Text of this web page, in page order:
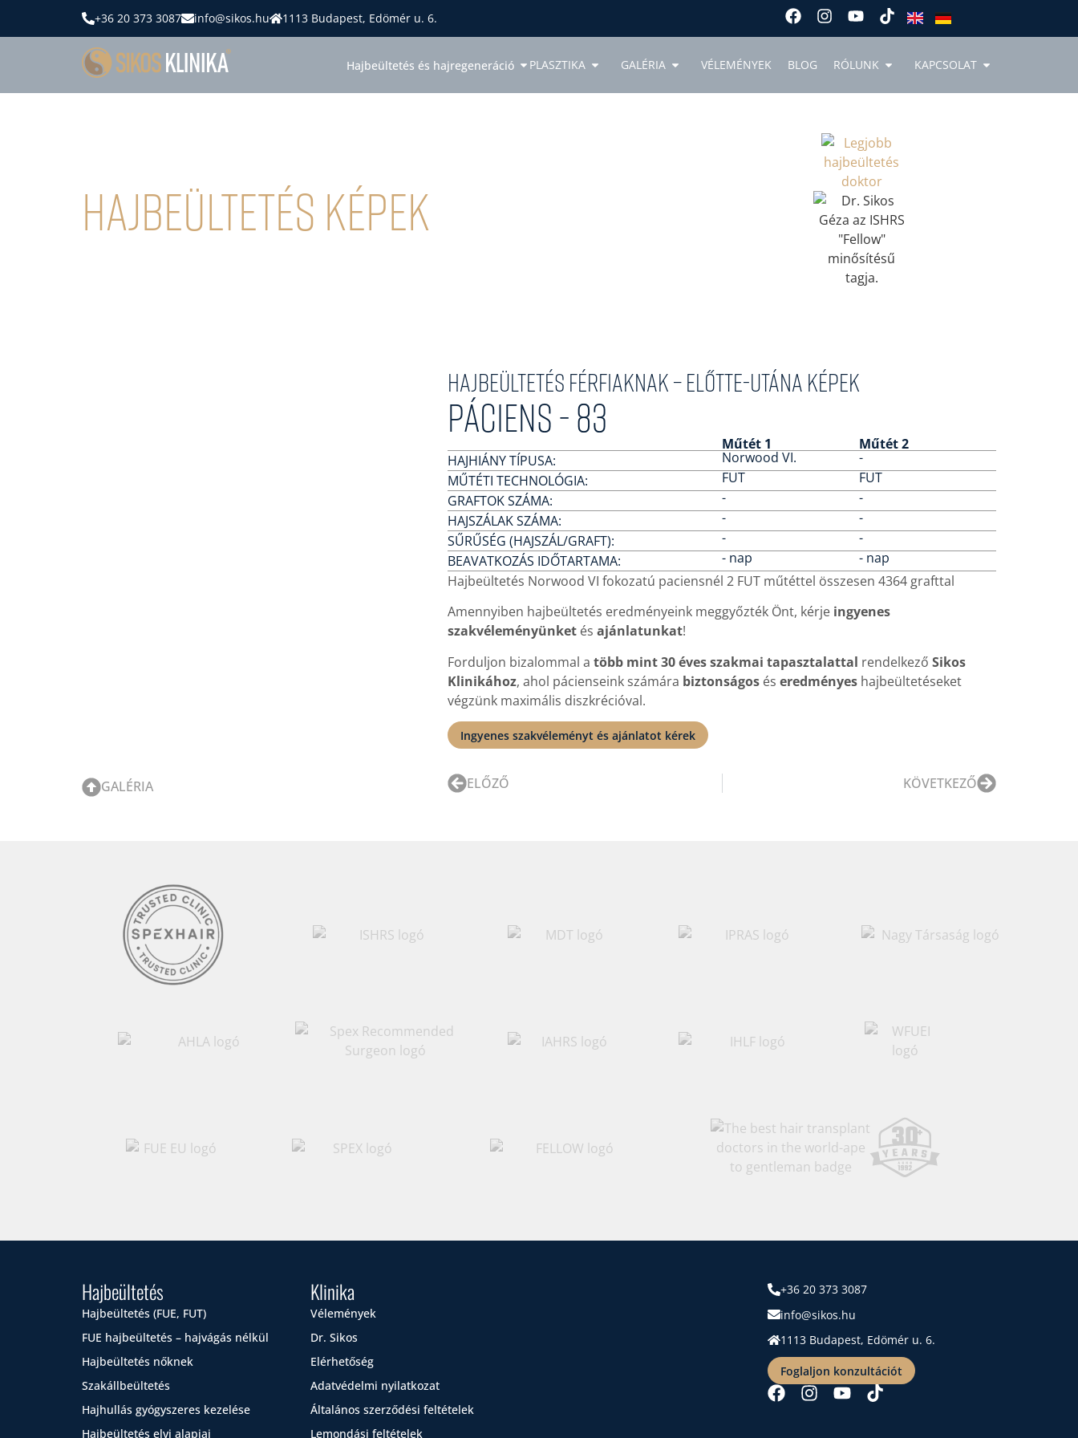
+36 20 373 3087 info@sikos.hu 1113 Budapest, Edömér u. 6.
Hajbeültetés és hajregeneráció PLASZTIKA GALÉRIA VÉLEMÉNYEK BLOG RÓLUNK KAPCSOLAT
Hajbeültetés Képek
Hajbeültetés férfiaknak – Előtte-utána képek
Páciens - 83
Műtét 1
Műtét 2
HAJHIÁNY TÍPUSA:
Norwood VI.
-
MŰTÉTI TECHNOLÓGIA:
FUT
FUT
GRAFTOK SZÁMA:
-
-
HAJSZÁLAK SZÁMA:
-
-
SŰRŰSÉG (HAJSZÁL/GRAFT):
-
-
BEAVATKOZÁS IDŐTARTAMA:
- nap
- nap
Hajbeültetés Norwood VI fokozatú paciensnél 2 FUT műtéttel összesen 4364 grafttal
Amennyiben hajbeültetés eredményeink meggyőzték Önt, kérje ingyenes
szakvéleményünket és ajánlatunkat!
Forduljon bizalommal a több mint 30 éves szakmai tapasztalattal rendelkező Sikos
Klinikához, ahol pácienseink számára biztonságos és eredményes hajbeültetéseket
végzünk maximális diszkrécióval.
Ingyenes szakvéleményt és ajánlatot kérek
GALÉRIA ELŐZŐ KÖVETKEZŐ
Hajbeültetés
Hajbeültetés (FUE, FUT)
FUE hajbeültetés – hajvágás nélkül
Hajbeültetés nőknek
Szakállbeültetés
Hajhullás gyógyszeres kezelése
Hajbeültetés elvi alapjai
Klinika
Vélemények
Dr. Sikos
Elérhetőség
Adatvédelmi nyilatkozat
Általános szerződési feltételek
Lemondási feltételek
+36 20 373 3087
info@sikos.hu
1113 Budapest, Edömér u. 6.
Foglaljon konzultációt